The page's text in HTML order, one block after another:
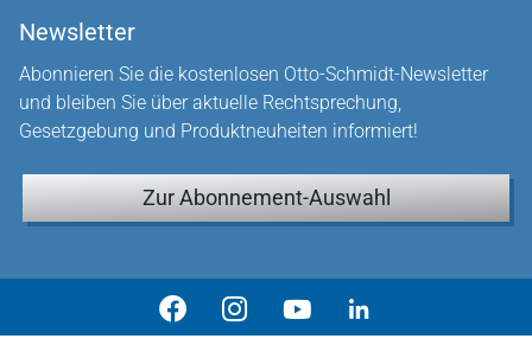
Newsletter
Abonnieren Sie die kostenlosen Otto-Schmidt-Newsletter
und bleiben Sie über aktuelle Rechtsprechung,
Gesetzgebung und Produktneuheiten informiert!
Zur Abonnement-Auswahl